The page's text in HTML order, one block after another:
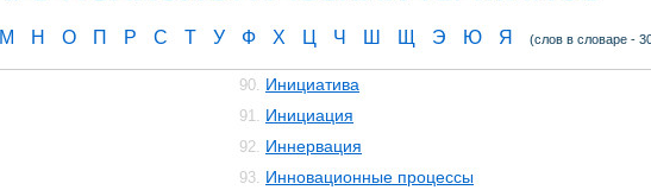
М Н О П Р С Т У Ф Х Ц Ч Ш Щ Э Ю Я (слов в словаре -
90. Инициатива
91. Инициация
92. Иннервация
93. Инновационные процессы